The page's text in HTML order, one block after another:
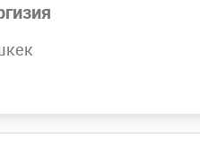
8732-78 всегда в
за кг и самую быструю